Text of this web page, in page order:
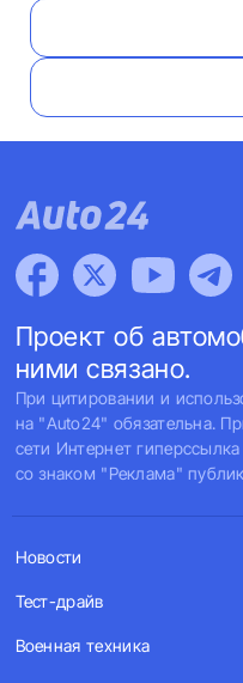
Проект об
ними связано.
При цитировании и
на "Auto24" обязательна.
сети Интернет
со знаком "Реклама"
Новости
Тест-драйв
Военная техника